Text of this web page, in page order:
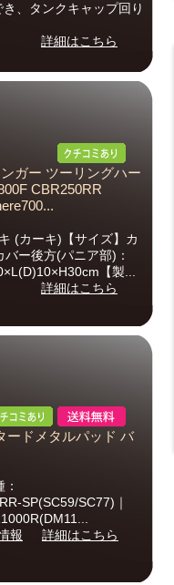
、タンクキャップ回り
詳細はこちら
ガー ツーリングハー
CBR250RR
(カーキ)【サイズ】カ
ー後方(パニア部)：
【製...
詳細はこちら
ードメタルパッド バ
SP(SC59/SC77)｜
報
詳細はこちら